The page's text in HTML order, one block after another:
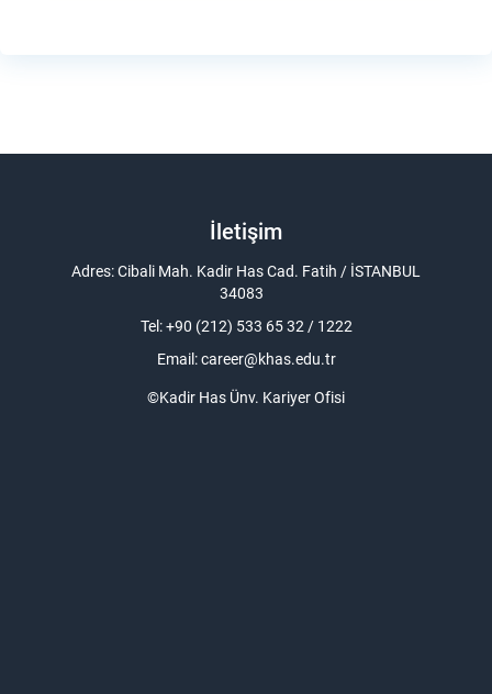
İletişim
Adres: Cibali Mah. Kadir Has Cad. Fatih / İSTANBUL
34083
Tel: +90 (212) 533 65 32 / 1222
Email:career@khas.edu.tr
©Kadir Has Ünv. Kariyer Ofisi